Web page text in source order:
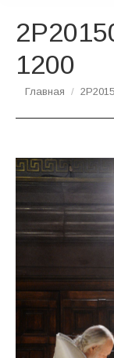
1200
Вы здесь:
Главная